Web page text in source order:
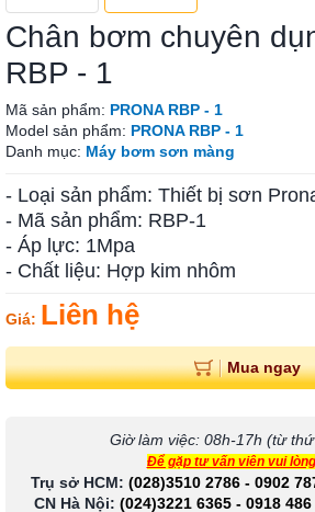
Chân bơm chuyên
RBP - 1
Mã sản phẩm: PRONA RBP - 1
Model sản phẩm: PRONA RBP - 1
Danh mục: Máy bơm sơn màng
- Loại sản phẩm: Thiết bị sơn
- Mã sản phẩm: RBP-1
- Áp lực: 1Mpa
- Chất liệu: Hợp kim nhôm
Giá: Liên hệ
Mua ngay
Giờ làm việc: 08h-17h (từ
Để gặp tư vấn viên vui
Trụ sở HCM: (028)3510 2786 - 0902
CN Hà Nội: (024)3221 6365 - 0918 486